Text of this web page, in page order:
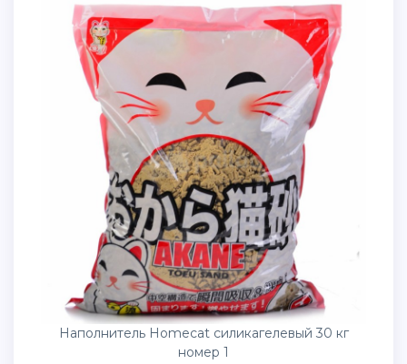
Наполнитель Homecat силикагелевый 30 кг
номер 1